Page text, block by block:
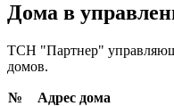
Дома в
ТСН "Партнер"
домов.
№
Адрес дома